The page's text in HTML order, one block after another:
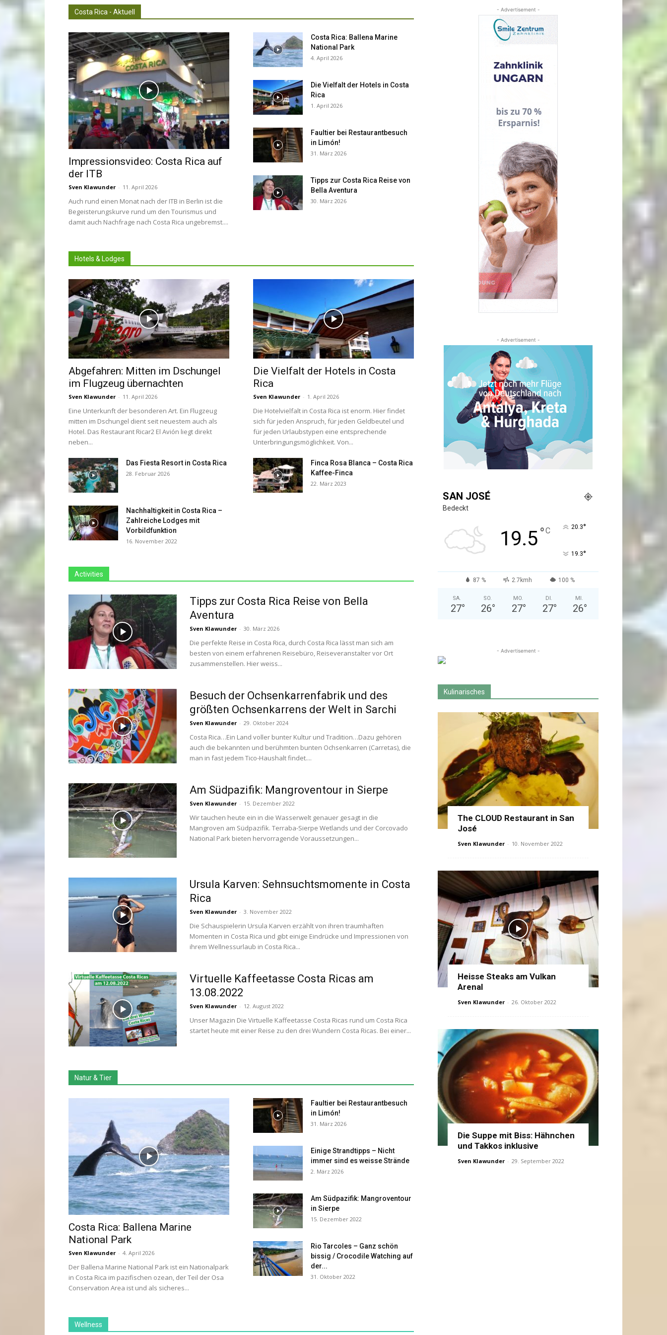
&
Aktuelle
Costa Rica - Aktuell
Impressionsvideo: Costa Rica auf
der ITB
Sven Klawunder - 11. April 2026
Auch rund einen Monat nach der ITB in Berlin ist die
Begeisterungskurve rund um den Tourismus und
damit auch Nachfrage nach Costa Rica ungebremst....
Costa Rica: Ballena Marine
National Park
4. April 2026
Die Vielfalt der Hotels in Costa
Rica
1. April 2026
Faultier bei Restaurantbesuch
in Limón!
31. März 2026
Tipps zur Costa Rica Reise von
Bella Aventura
30. März 2026
Hotels & Lodges
Abgefahren: Mitten im Dschungel
im Flugzeug übernachten
Sven Klawunder - 11. April 2026
Eine Unterkunft der besonderen Art. Ein Flugzeug
mitten im Dschungel dient seit neuestem auch als
Hotel. Das Restaurant Ricar2 El Avión liegt direkt
neben...
Die Vielfalt der Hotels in Costa
Rica
Sven Klawunder - 1. April 2026
Die Hotelvielfalt in Costa Rica ist enorm. Hier findet
sich für jeden Anspruch, für jeden Geldbeutel und
für jeden Urlaubstypen eine entsprechende
Unterbringungsmöglichkeit. Von...
Das Fiesta Resort in Costa Rica
28. Februar 2026
Finca Rosa Blanca – Costa Rica
Kaffee-Finca
22. März 2023
Nachhaltigkeit in Costa Rica –
Zahlreiche Lodges mit
Vorbildfunktion
16. November 2022
Activities
Tipps zur Costa Rica Reise von Bella
Aventura
Sven Klawunder - 30. März 2026
Die perfekte Reise in Costa Rica, durch Costa Rica lässt man sich am
besten von einem erfahrenen Reisebüro, Reiseveranstalter vor Ort
zusammenstellen. Hier weiss...
Besuch der Ochsenkarrenfabrik und des
größten Ochsenkarrens der Welt in Sarchi
Sven Klawunder - 29. Oktober 2024
Costa Rica…Ein Land voller bunter Kultur und Tradition…Dazu gehören
auch die bekannten und berühmten bunten Ochsenkarren (Carretas), die
man in fast jedem Tico-Haushalt findet....
Am Südpazifik: Mangroventour in Sierpe
Sven Klawunder - 15. Dezember 2022
Wir tauchen heute ein in die Wasserwelt genauer gesagt in die
Mangroven am Südpazifik. Terraba-Sierpe Wetlands und der Corcovado
National Park bieten hervorragende Voraussetzungen...
Ursula Karven: Sehnsuchtsmomente in Costa
Rica
Sven Klawunder - 3. November 2022
Die Schauspielerin Ursula Karven erzählt von ihren traumhaften
Momenten in Costa Rica und gibt einige Eindrücke und Impressionen von
ihrem Wellnessurlaub in Costa Rica...
Virtuelle Kaffeetasse Costa Ricas am
13.08.2022
Sven Klawunder - 12. August 2022
Unser Magazin Die Virtuelle Kaffeetasse Costa Ricas rund um Costa Rica
startet heute mit einer Reise zu den drei Wundern Costa Ricas. Bei einer...
Natur & Tier
Costa Rica: Ballena Marine
National Park
Sven Klawunder - 4. April 2026
Der Ballena Marine National Park ist ein Nationalpark
in Costa Rica im pazifischen ozean, der Teil der Osa
Conservation Area ist und als sicheres...
Faultier bei Restaurantbesuch
in Limón!
31. März 2026
Einige Strandtipps – Nicht
immer sind es weisse Strände
2. März 2026
Am Südpazifik: Mangroventour
in Sierpe
15. Dezember 2022
Rio Tarcoles – Ganz schön
bissig / Crocodile Watching auf
der...
31. Oktober 2022
Wellness
- Advertisement -
- Advertisement -
SAN JOSÉ
Bedeckt
19.5°C 20.3°
19.3°
87 % 2.7kmh 100 %
SA.
27°
SO.
26°
MO.
27°
DI.
27°
MI.
26°
- Advertisement -
Kulinarisches
The CLOUD Restaurant in San
José
Sven Klawunder - 10. November 2022
Heisse Steaks am Vulkan
Arenal
Sven Klawunder - 26. Oktober 2022
Die Suppe mit Biss: Hähnchen
und Takkos inklusive
Sven Klawunder - 29. September 2022